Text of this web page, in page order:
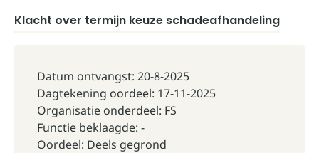
Klacht over termijn keuze schadeafhandeling
Datum ontvangst: 20-8-2025
Dagtekening oordeel: 17-11-2025
Organisatie onderdeel: FS
Functie beklaagde: -
Oordeel: Deels gegrond